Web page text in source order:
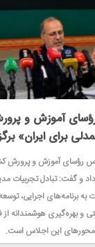
آموزش و
برای ایران»
رؤسای آموزش و پرورش
خبر داد و گفت: تبادل
به برنامه‌های اجرایی،
و بهره‌گیری هوشمندانه
این اجلاس است.